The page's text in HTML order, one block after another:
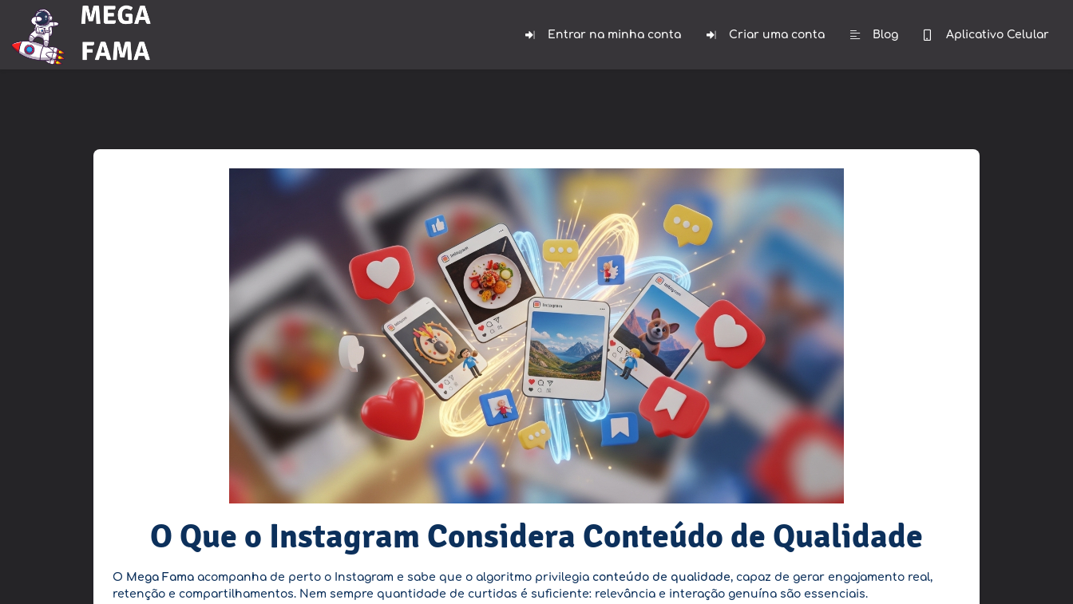
Entrar na minha conta Criar uma conta Blog Aplicativo Celular
O Que o Instagram Considera Conteúdo de Qualidade
O Mega Fama acompanha de perto o Instagram e sabe que o algoritmo privilegia conteúdo de qualidade, capaz de gerar engajamento real,
retenção e compartilhamentos. Nem sempre quantidade de curtidas é suficiente: relevância e interação genuína são essenciais.